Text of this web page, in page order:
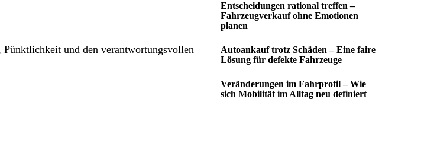
und den verantwortungsvollen
Entscheidungen rational treffen –
Fahrzeugverkauf ohne Emotionen
planen
Autoankauf trotz Schäden – Eine faire
Lösung für defekte Fahrzeuge
Veränderungen im Fahrprofil – Wie
sich Mobilität im Alltag neu definiert